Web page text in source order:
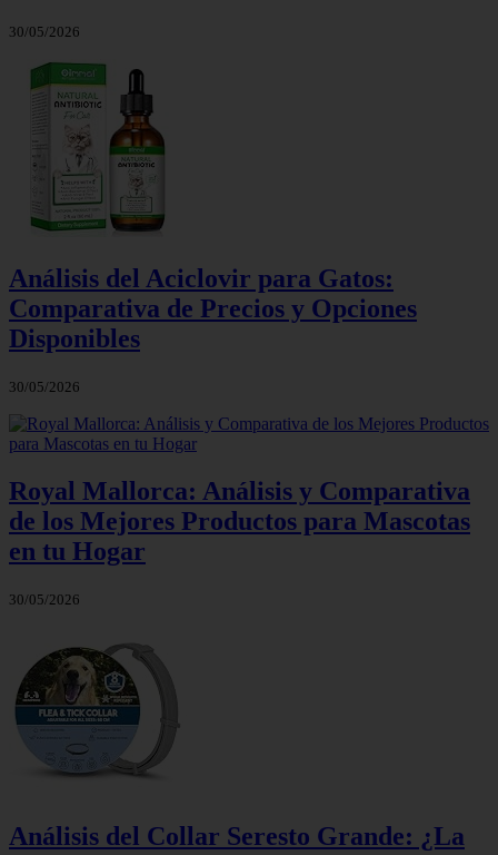
30/05/2026
Análisis del Aciclovir para Gatos:
Comparativa de Precios y Opciones
Disponibles
30/05/2026
Royal Mallorca: Análisis y Comparativa
de los Mejores Productos para Mascotas
en tu Hogar
30/05/2026
Análisis del Collar Seresto Grande: ¿La